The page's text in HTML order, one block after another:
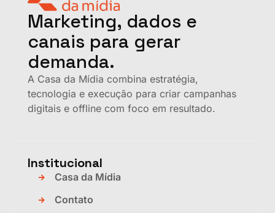
Marketing, dados e
canais para gerar
demanda.
A Casa da Mídia combina estratégia,
tecnologia e execução para criar campanhas
digitais e offline com foco em resultado.
Institucional
Casa da Mídia
Contato